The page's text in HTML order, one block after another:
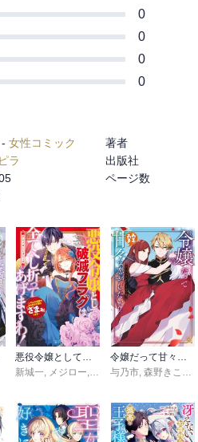
0
0
0
0
- 女性コミック 著者
ラ 出版社
ページ数
悪役令嬢として破滅フラグは全てへし折ってあげますわ！～いろんな手段であらゆる不幸に「ざまぁ」します～ アンソロジーコミック
新城一, メジロー, 戌野ちろ,本山とらじろう
令嬢だって甘々な恋がしたい！！ アンソロジーコミック
与乃市, 森野きこり